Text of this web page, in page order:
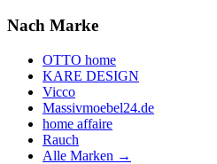
Nach Marke
OTTO home
KARE DESIGN
Vicco
Massivmoebel24.de
home affaire
Rauch
Alle Marken →